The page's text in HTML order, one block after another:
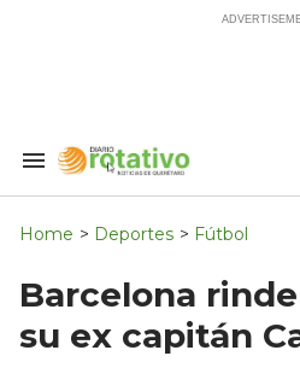
Search
Navigation
Home > Deportes > Fútbol
Barcelona
su ex capitán